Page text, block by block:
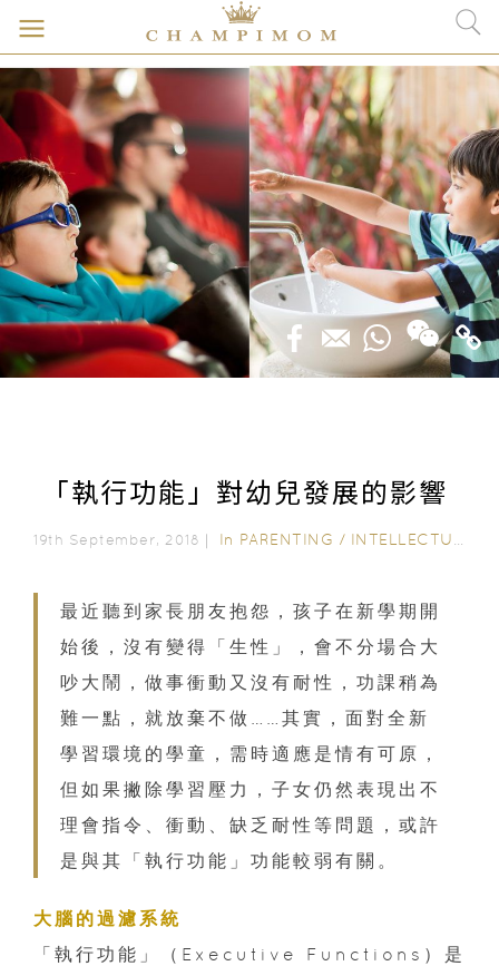
「執行功能」對幼兒發展的影響
19th September, 2018｜ In PARENTING / INTELLECTUAL DEVELOPMENT
最近聽到家長朋友抱怨，孩子在新學期開
始後，沒有變得「生性」，會不分場合大
吵大鬧，做事衝動又沒有耐性，功課稍為
難一點，就放棄不做……其實，面對全新
學習環境的學童，需時適應是情有可原，
但如果撇除學習壓力，子女仍然表現出不
理會指令、衝動、缺乏耐性等問題，或許
是與其「執行功能」功能較弱有關。
大腦的過濾系統
「執行功能」（Executive Functions）是